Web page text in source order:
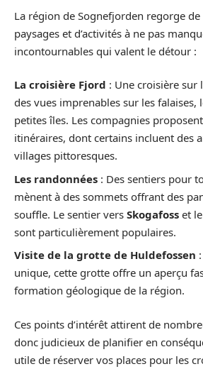
La région de Sognefjorden regorge
paysages et d’activités à ne pas
incontournables qui valent le détour :
La croisière Fjord : Une croisière
des vues imprenables sur les falaises,
petites îles. Les compagnies
itinéraires, dont certains incluent des
villages pittoresques.
Les randonnées : Des sentiers pour
mènent à des sommets offrant des
souffle. Le sentier vers Skogafoss et
sont particulièrement populaires.
Visite de la grotte de Huldefossen
unique, cette grotte offre un aperçu
formation géologique de la région.
Ces points d’intérêt attirent de
donc judicieux de planifier en
utile de réserver vos places pour les